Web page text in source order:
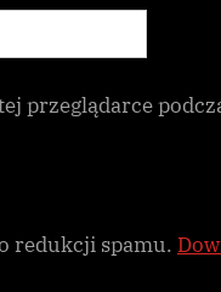
przeglądarce
redukcji spamu.